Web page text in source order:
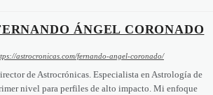
ÁNGEL CORONADO
astrocronicas.com/fernando-angel-coronado/
de Astrocrónicas. Especialista en Astrología de
nivel para perfiles de alto impacto. Mi enfoque